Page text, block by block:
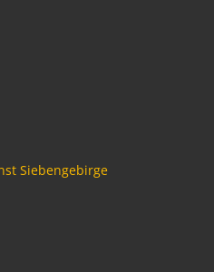
Siebengebirge